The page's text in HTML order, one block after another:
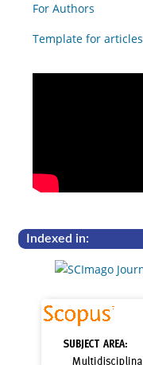
For Authors
Template for articles
Indexed in: